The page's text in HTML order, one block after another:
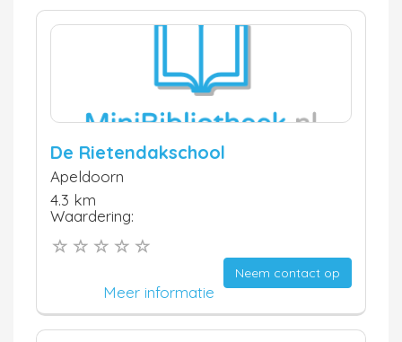
De Rietendakschool
Apeldoorn
4.3 km
Waardering:
Neem contact op
Meer informatie